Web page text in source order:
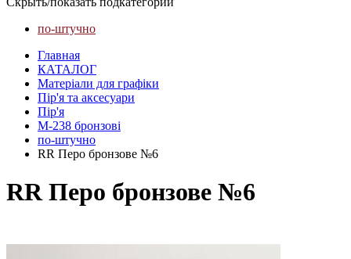
по-штучно
Главная
КАТАЛОГ
Матеріали для графіки
Пір'я та аксесуари
Пір'я
M-238 бронзові
по-штучно
RR Перо бронзове №6
RR Перо бронзове №6